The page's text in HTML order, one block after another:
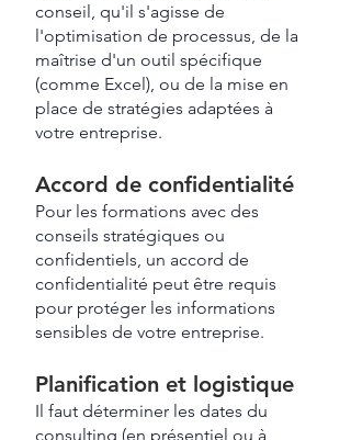
conseil, qu'il s'agisse de
l'optimisation de processus, de la
maîtrise d'un outil spécifique
(comme Excel), ou de la mise en
place de stratégies adaptées à
votre entreprise.
Accord de confidentialité
Pour les formations avec des
conseils stratégiques ou
confidentiels, un accord de
confidentialité peut être requis
pour protéger les informations
sensibles de votre entreprise.
Planification et logistique
Il faut déterminer les dates du
consulting (en présentiel ou à